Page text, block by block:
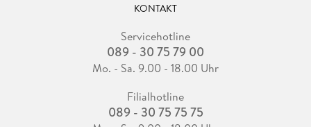
KONTAKT
Servicehotline
089 - 30 75 79 00
Mo. - Sa. 9.00 - 18.00 Uhr
Filialhotline
089 - 30 75 75 75